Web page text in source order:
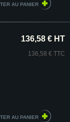
136,58 € HT
136,58 € TTC